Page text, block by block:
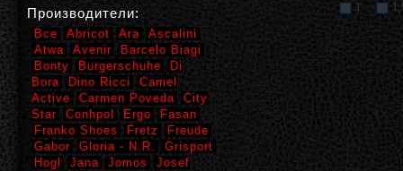
1
Производители:
Все Abricot Ara
Ascalini
Atwa
Avenir
Barcelo Biagi
Bonty
Burgerschuhe
Di
Bora
Dino Ricci
Camel
Active
Carmen Poveda
City
Star
Conhpol Ergo
Fasan
Franko Shoes
Fretz
Freude
Gabor
Gloria - N.R.
Grisport
Hogl
Jana Jomos
Josef